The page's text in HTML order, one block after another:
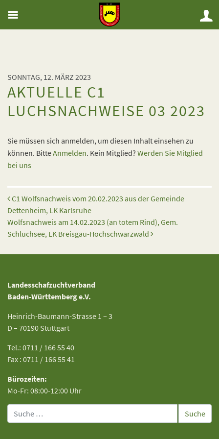
SONNTAG, 12. MÄRZ 2023
AKTUELLE C1
LUCHSNACHWEISE 03 2023
Sie müssen sich anmelden, um diesen Inhalt einsehen zu
können. BitteAnmelden. Kein Mitglied? Werden Sie Mitglied
bei uns
Beitrags-Navigation
C1 Wolfsnachweis vom 20.02.2023 aus der Gemeinde
Dettenheim, LK Karlsruhe
Wolfsnachweis am 14.02.2023 (an totem Rind), Gem.
Schluchsee, LK Breisgau-Hochschwarzwald
Landesschafzuchtverband
Baden-Württemberg e.V.
Heinrich-Baumann-Strasse 1 – 3
D – 70190 Stuttgart
Tel.: 0711 / 166 55 40
Fax : 0711 / 166 55 41
Bürozeiten:
Mo-Fr: 08:00-12:00 Uhr
Suche